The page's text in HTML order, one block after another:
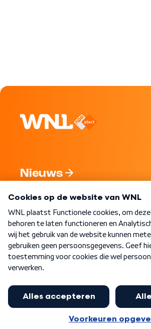
Nieuws
Nieuwsbrief
Word Lid